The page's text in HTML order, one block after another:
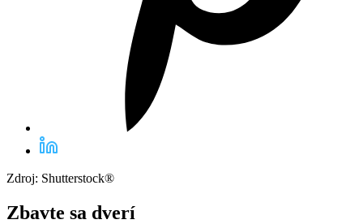
Zdroj: Shutterstock®
Zbavte sa dverí